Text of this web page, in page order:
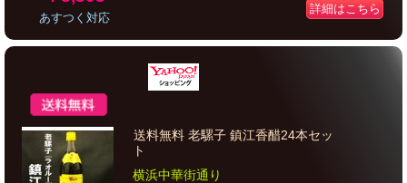
あすつく対応
詳細はこちら
送料無料 老騾子 鎮江香醋24本セッ
ト
横浜中華街通り